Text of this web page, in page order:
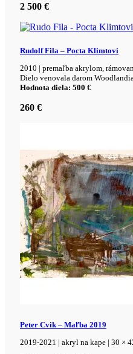
2 500 €
Rudolf Fila – Pocta Klimtovi
2010 | premaľba akrylom,
Dielo venovala darom Woodlandia.
Hodnota diela: 500 €
260 €
Peter Cvik – Maľba 2019
2019-2021 | akryl na kape | 30 ×